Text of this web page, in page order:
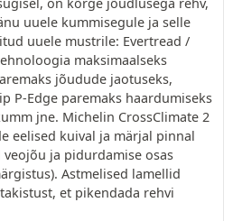
uuele kummisegule ja selle
uuele mustrile: Evertread /
maksimaalseks
jõudude jaotuseks,
P-Edge paremaks haardumiseks
jne. Michelin CrossClimate 2
eelised kuival ja märjal pinnal
ja pidurdamise osas
Astmelised lamellid
et pikendada rehvi